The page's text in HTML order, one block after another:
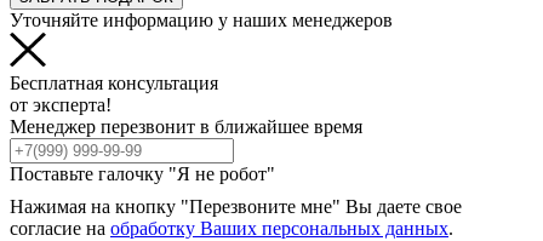
Уточняйте информацию у наших менеджеров
Бесплатная консультация
от эксперта!
Менеджер перезвонит в ближайшее время
Поставьте галочку "Я не робот"
Нажимая на кнопку "Перезвоните мне" Вы даете свое
согласие на обработку Ваших персональных данных.